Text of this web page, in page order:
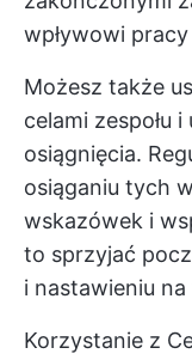
wpływowi
Możesz także
celami zespołu
osiągnięcia.
osiąganiu tych
wskazówek i
to sprzyjać
i nastawieniu
Korzystanie z